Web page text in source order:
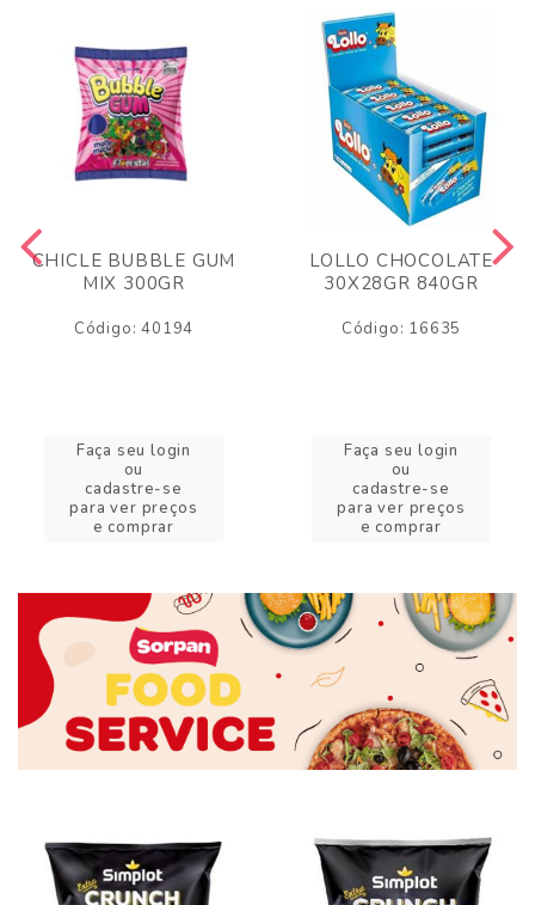
CHICLE BUBBLE GUM
MIX 300GR
Código: 40194
Faça seu login
ou
cadastre-se
para ver preços
e comprar
LOLLO CHOCOLATE
30X28GR 840GR
Código: 16635
Faça seu login
ou
cadastre-se
para ver preços
e comprar